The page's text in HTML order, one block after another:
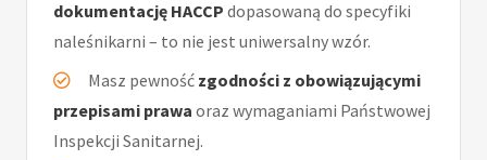
dokumentację HACCP dopasowaną do specyfiki
naleśnikarni – to nie jest uniwersalny wzór.
Masz pewność zgodności z obowiązującymi
przepisami prawa oraz wymaganiami Państwowej
Inspekcji Sanitarnej.